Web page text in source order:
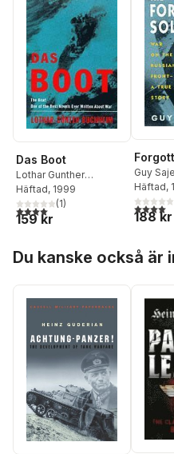
Das Boot
Lothar Gunther
Buchheim
Häftad, 1999
4,0utav 5 stjärnor. Totalt antal
(1)
159 kr
Guy
Häftad,
4,0utav
188 kr
Du kanske också är